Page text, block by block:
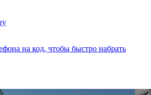
на код, чтобы быстро набрать